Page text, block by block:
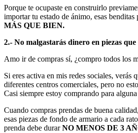
Porque te ocupaste en construirlo
importar tu estado de ánimo, esas benditas
MÁS QUE BIEN.
2.- No malgastarás dinero en piezas que
Amo ir de compras sí, ¿compro todos los
Si eres activa en mis redes sociales, verás
diferentes centros comerciales, pero no
Casi siempre estoy comprando para
Cuando compras prendas de buena
esas piezas de fondo de armario a cada
prenda debe durarNO MENOS DE 3